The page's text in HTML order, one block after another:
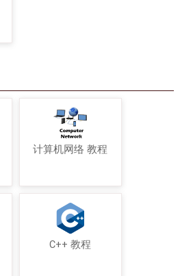
计算机网络 教程
C++ 教程